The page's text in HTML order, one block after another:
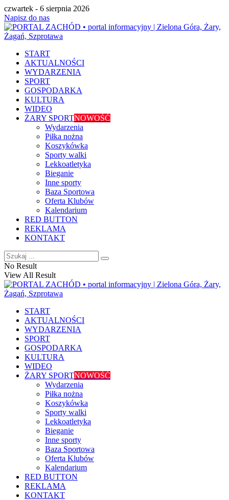
czwartek - 6 sierpnia 2026
Napisz do nas
START
AKTUALNOŚCI
WYDARZENIA
SPORT
GOSPODARKA
KULTURA
WIDEO
ŻARY SPORTNOWOŚĆ
Wydarzenia
Piłka nożna
Koszykówka
Sporty walki
Lekkoatletyka
Bieganie
Inne sporty
Baza Sportowa
Oferta Klubów
Kalendarium
RED BUTTON
REKLAMA
KONTAKT
No Result
View All Result
START
AKTUALNOŚCI
WYDARZENIA
SPORT
GOSPODARKA
KULTURA
WIDEO
ŻARY SPORTNOWOŚĆ
Wydarzenia
Piłka nożna
Koszykówka
Sporty walki
Lekkoatletyka
Bieganie
Inne sporty
Baza Sportowa
Oferta Klubów
Kalendarium
RED BUTTON
REKLAMA
KONTAKT